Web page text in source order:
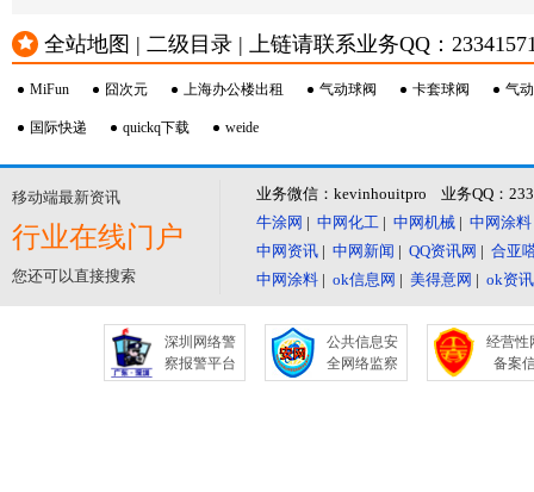
全站地图 | 二级目录 | 上链请联系业务QQ：
MiFun 囧次元 上海办公楼出租 气动球阀 卡套球阀 气
国际快递 quickq下载 weide
移动端最新资讯
行业在线门户
您还可以直接搜索
业务微信：kevinhouitpro 业务QQ：
牛涂网 | 中网化工 | 中网机械 | 中网涂料
中网资讯 | 中网新闻 | QQ资讯网 | 合亚
中网涂料 | ok信息网 | 美得意网 | ok资
深圳网络警
察报警平台
公共信息安
全网络监察
经营性
备案